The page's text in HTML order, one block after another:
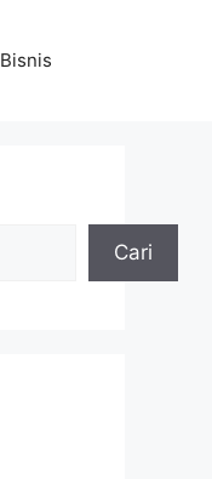
Bisnis
Cari